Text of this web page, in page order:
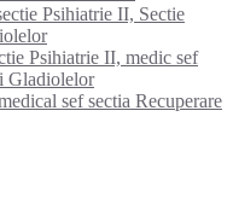
Psihiatrie II, Sectie
Psihiatrie II, medic sef
Gladiolelor
sef sectia Recuperare